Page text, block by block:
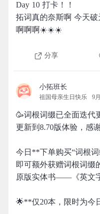
Day 10 打卡！！
拓词真的奈斯啊 今天
啊啊啊☀️☀️☀️
分享
小拓班长
祖国母亲生日快乐 9
🥳词根词缀已全面迭代
更新到8.70版体验，感
今日**下单购买“词根词
即可额外获赠词根词缀
原版实体书——《英文
🌟**仅20本，限时为今